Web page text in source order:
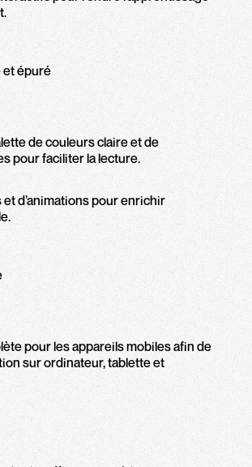
et épuré
de couleurs claire et de
pour faciliter la lecture.
d’animations pour enrichir
pour les appareils mobiles afin de
sur ordinateur, tablette et